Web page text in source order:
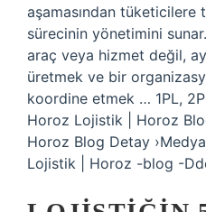
aşamasından tüketicilere
sürecinin yönetimini
araç veya hizmet değil,
üretmek ve bir
koordine etmek … 1PL,
Horoz Lojistik | Horoz
Horoz Blog Detay
Lojistik | Horoz -blog -